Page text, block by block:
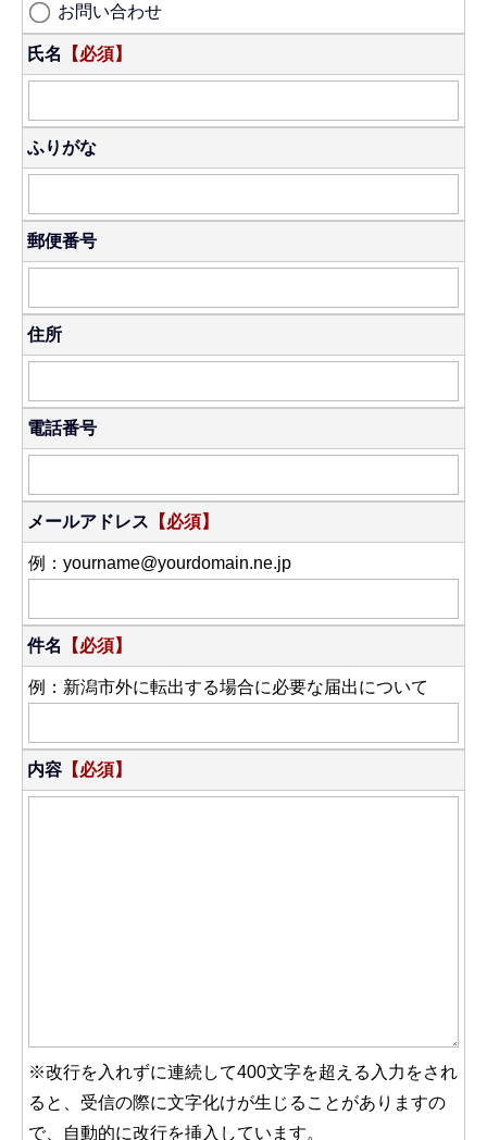
お問い合わせ
氏名 【必須】
ふりがな
郵便番号
住所
電話番号
メールアドレス 【必須】
例：yourname@yourdomain.ne.jp
件名 【必須】
例：新潟市外に転出する場合に必要な届出について
内容 【必須】
※改行を入れずに連続して400文字を超える入力をされ
ると、受信の際に文字化けが生じることがありますの
で、自動的に改行を挿入しています。